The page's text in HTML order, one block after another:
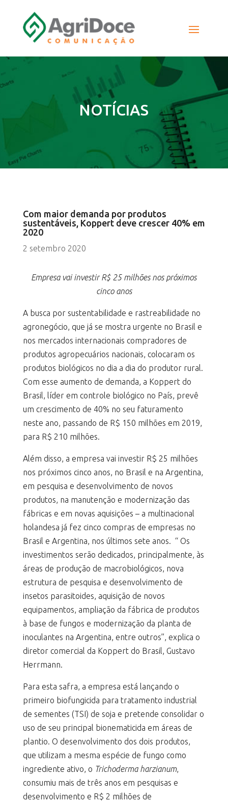
NOTÍCIAS
Com maior demanda por produtos
sustentáveis, Koppert deve crescer 40% em
2020
2 setembro 2020
Empresa vai investir R$ 25 milhões nos próximos
cinco anos
A busca por sustentabilidade e rastreabilidade no
agronegócio, que já se mostra urgente no Brasil e
nos mercados internacionais compradores de
produtos agropecuários nacionais, colocaram os
produtos biológicos no dia a dia do produtor rural.
Com esse aumento de demanda, a Koppert do
Brasil, líder em controle biológico no País, prevê
um crescimento de 40% no seu faturamento
neste ano, passando de R$ 150 milhões em 2019,
para R$ 210 milhões.
Além disso, a empresa vai investir R$ 25 milhões
nos próximos cinco anos, no Brasil e na Argentina,
em pesquisa e desenvolvimento de novos
produtos, na manutenção e modernização das
fábricas e em novas aquisições – a multinacional
holandesa já fez cinco compras de empresas no
Brasil e Argentina, nos últimos sete anos. “ Os
investimentos serão dedicados, principalmente, às
áreas de produção de macrobiológicos, nova
estrutura de pesquisa e desenvolvimento de
insetos parasitoides, aquisição de novos
equipamentos, ampliação da fábrica de produtos
à base de fungos e modernização da planta de
inoculantes na Argentina, entre outros”, explica o
diretor comercial da Koppert do Brasil, Gustavo
Herrmann.
Para esta safra, a empresa está lançando o
primeiro biofungicida para tratamento industrial
de sementes (TSI) de soja e pretende consolidar o
uso de seu principal bionematicida em áreas de
plantio. O desenvolvimento dos dois produtos,
que utilizam a mesma espécie de fungo como
ingrediente ativo, o Trichoderma harzianum,
consumiu mais de três anos em pesquisas e
desenvolvimento e R$ 2 milhões de